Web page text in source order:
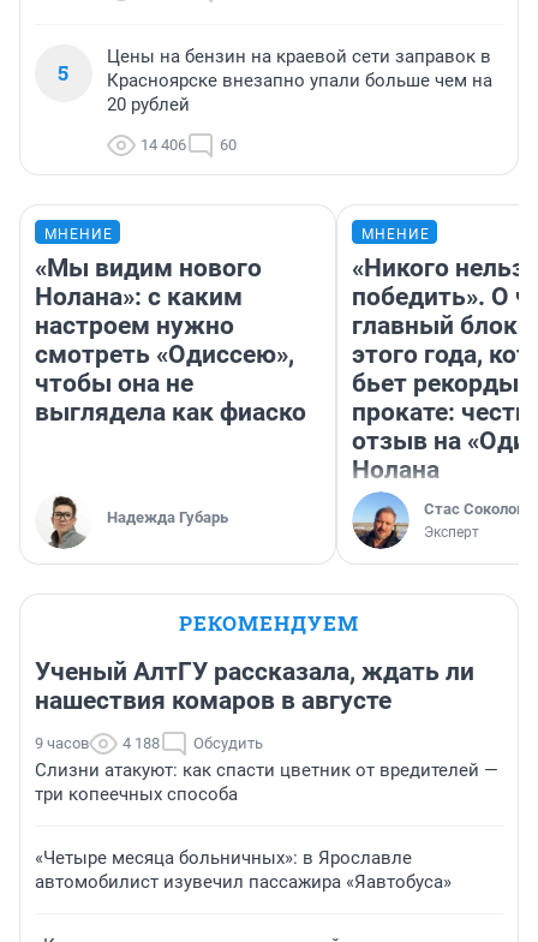
5
Цены на бензин на краевой сети заправок в
Красноярске внезапно упали больше чем на
20 рублей
14 406 60
МНЕНИЕ
«Мы видим нового
Нолана»: с каким
настроем нужно
смотреть «Одиссею»,
чтобы она не
выглядела как фиаско
Надежда Губарь
МНЕНИЕ
«Никого нельзя
победить». О
главный
этого года,
бьет рекорды в
прокате:
отзыв на
Нолана
Стас Соколов
Эксперт
РЕКОМЕНДУЕМ
Ученый АлтГУ рассказала, ждать ли
нашествия комаров в августе
9 часов 4 188 Обсудить
Слизни атакуют: как спасти цветник от вредителей —
три копеечных способа
«Четыре месяца больничных»: в Ярославле
автомобилист изувечил пассажира «Яавтобуса»